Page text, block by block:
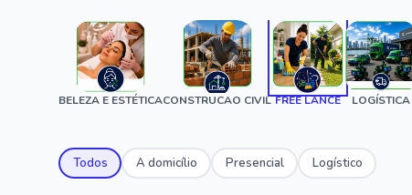
BELEZA E ESTÉTICACONSTRUCAO CIVIL FREE LANCE LOGÍSTICA
Todos A domicílio Presencial Logístico